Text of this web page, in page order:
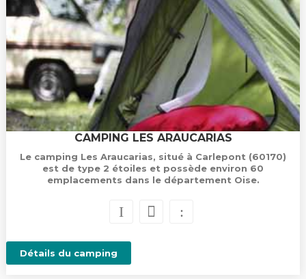
CAMPING LES ARAUCARIAS
Le camping Les Araucarias, situé à Carlepont (60170)
est de type 2 étoiles et possède environ 60
emplacements dans le département Oise.
Détails du camping